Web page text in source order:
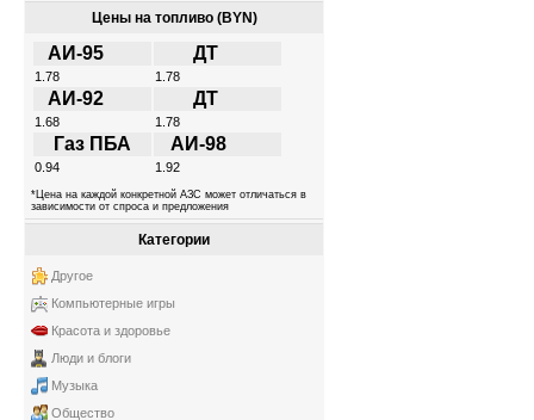
Цены на топливо (BYN)
АИ-95 ДТ
1.78 1.78
АИ-92 ДТ
1.68 1.78
Газ ПБА АИ-98
0.94 1.92
*Цена на каждой конкретной АЗС может отличаться в
зависимости от спроса и предложения
Категории
Другое
Компьютерные игры
Красота и здоровье
Люди и блоги
Музыка
Общество